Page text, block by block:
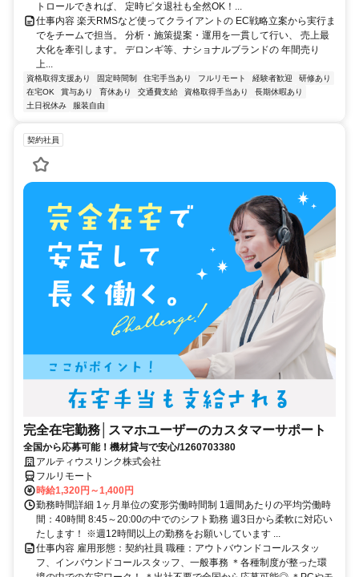
トロールできれば、 定時ピタ退社も全然OK！...
仕事内容 楽天RMSなど使ってクライアントの EC戦略立案から実行ま
でをチームで担当。 分析・施策提案・運用を一貫して行い、 売上最
大化を牽引します。 デロンギ等、ナショナルブランドの 年間売り
上...
資格取得支援あり 固定時間制 住宅手当あり フルリモート 経験者歓迎
研修あり
在宅OK
賞与あり 育休あり 交通費支給 資格取得手当あり
長期休暇あり
土日祝休み
服装自由
契約社員
完全在宅勤務│スマホユーザーのカスタマーサポート
全国から応募可能！機材貸与で安心/1260703380
アルティウスリンク株式会社
フルリモート
時給1,320円～1,400円
勤務時間詳細 1ヶ月単位の変形労働時間制 1週間あたりの平均労働時
間：40時間 8:45～20:00の中でのシフト勤務 週3日から柔軟に対応い
たします！ ※週12時間以上の勤務をお願いしています ...
仕事内容 雇用形態：契約社員 職種：アウトバウンドコールスタッ
フ、インバウンドコールスタッフ、一般事務 ＊各種制度が整った環